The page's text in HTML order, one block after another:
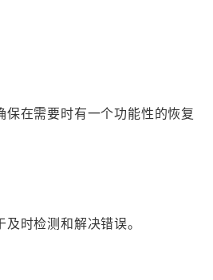
保在需要时有一个功能性的恢复
时检测和解决错误。